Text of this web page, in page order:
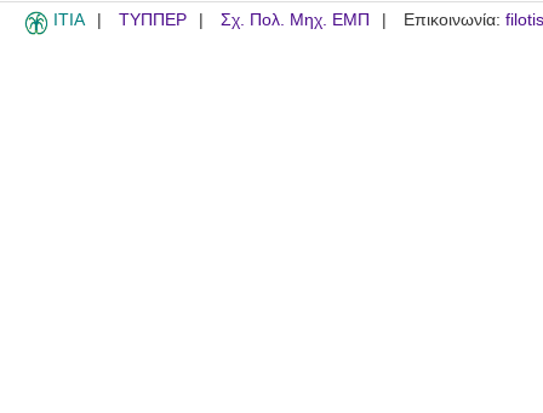
ITIA ΤΥΠΠΕΡ Σχ. Πολ. Μηχ. ΕΜΠ Επικοινωνία: